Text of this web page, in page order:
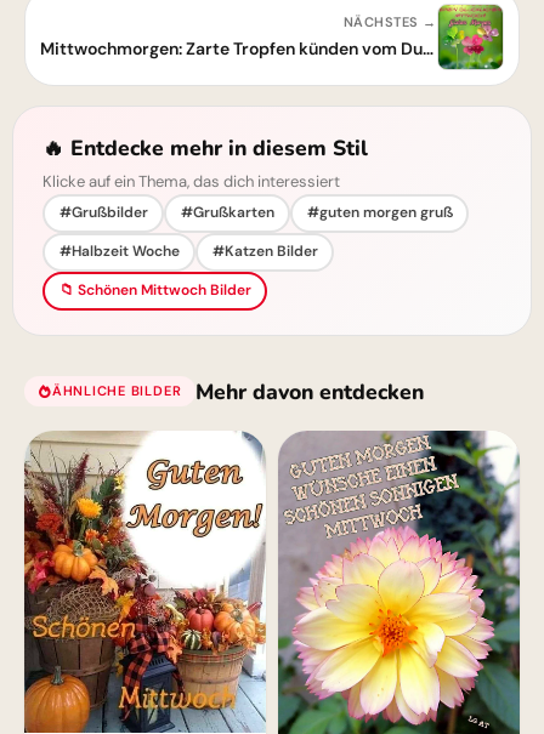
NÄCHSTES →
Mittwochmorgen: Zarte Tropfen künden vom Durchhalten bis zum Abendglück
🔥 Entdecke mehr in diesem Stil
Klicke auf ein Thema, das dich interessiert
#Grußbilder #Grußkarten
#guten morgen gruß
#Halbzeit Woche
#Katzen Bilder
📁 Schönen Mittwoch Bilder
ÄHNLICHE BILDER Mehr davon entdecken